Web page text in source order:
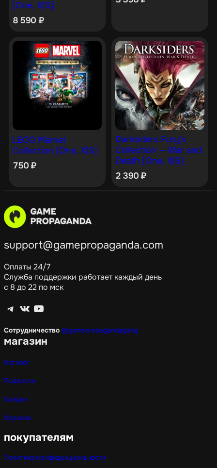
[One, X|S]
8 590 ₽
LEGO Marvel
Collection [One, X|S]
750₽
Darksiders Fury’s
Collection — War and
Death [One, X|S]
2 390₽
support@gamepropaganda.com
Оплаты 24/7
Служба поддержки работает каждый день
с 8 до 22 по мск
Telegram ВКонтакте YouTube
Сотрудничество @gamepropagandagang
магазин
Каталог
Подписки
Скидки
Корзина
покупателям
Политика конфиденциальности